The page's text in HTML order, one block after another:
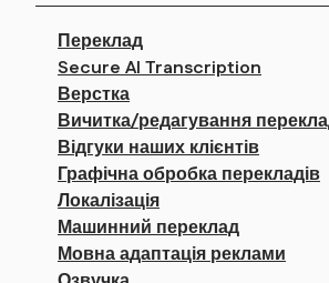
Переклад
Secure AI Transcription
Верстка
Вичитка/редагування
Відгуки наших клієнтів
Графічна обробка перекладів
Локалізація
Машинний переклад
Мовна адаптація реклами